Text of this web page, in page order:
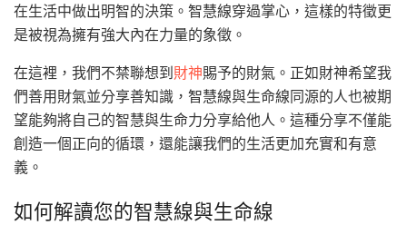
在生活中做出明智的決策。智慧線穿過掌心，這樣的特徵更
是被視為擁有強大內在力量的象徵。
在這裡，我們不禁聯想到財神賜予的財氣。正如財神希望我
們善用財氣並分享善知識，智慧線與生命線同源的人也被期
望能夠將自己的智慧與生命力分享給他人。這種分享不僅能
創造一個正向的循環，還能讓我們的生活更加充實和有意
義。
如何解讀您的智慧線與生命線